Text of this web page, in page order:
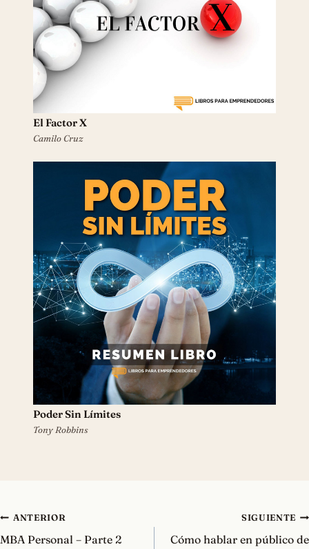
El Factor X
Camilo Cruz
Poder Sin Límites
Tony Robbins
Navegación
de
ANTERIOR
MBA Personal – Parte 2
SIGUIENTE
Cómo hablar en público de